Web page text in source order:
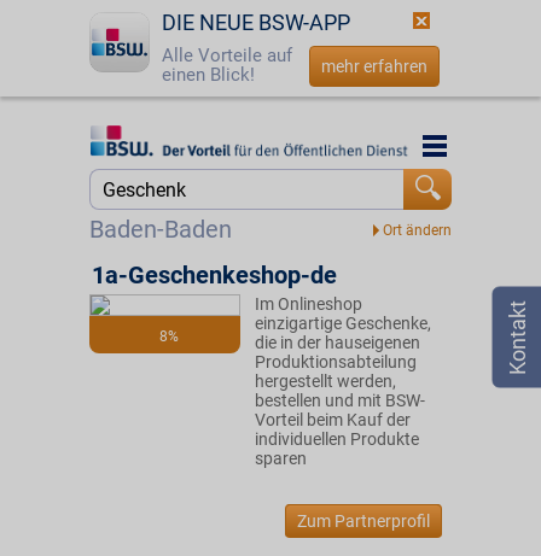
DIE NEUE BSW-APP
Alle Vorteile auf
einen Blick!
mehr erfahren
Startseite
☎ 0800 - 279 25 82
Baden-Baden
Startseite
8%
1a-Geschenkeshop-de
Im Onlineshop
einzigartige Geschenke,
die in der hauseigenen
Produktionsabteilung
hergestellt werden,
bestellen und mit BSW-
Vorteil beim Kauf der
individuellen Produkte
sparen
Zum Partnerprofil